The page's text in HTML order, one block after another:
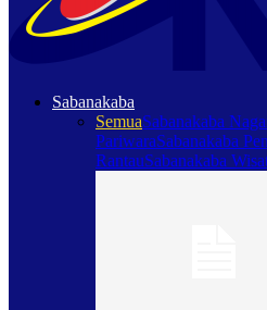
Sabanakaba
SemuaSabanakaba
PariwaraSabanakaba
RantauSabanakaba